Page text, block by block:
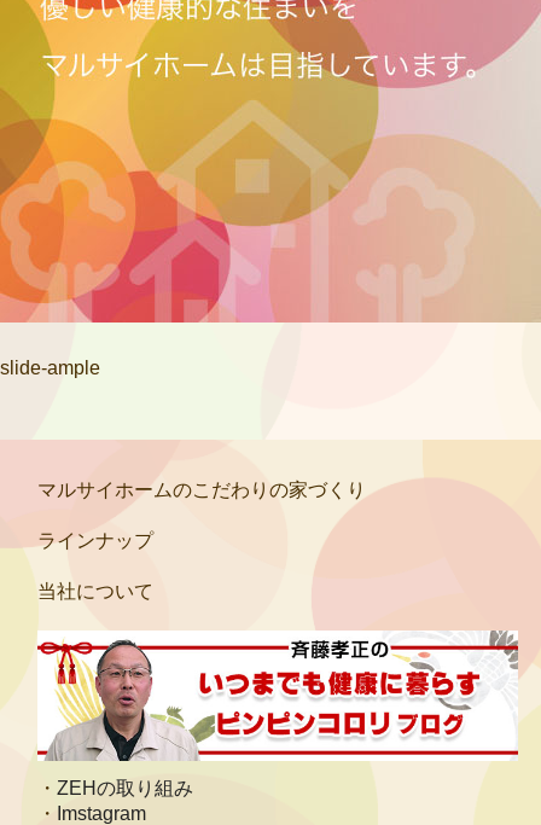
slide-ample
マルサイホームのこだわりの家づくり
ラインナップ
当社について
ZEHの取り組み
Imstagram